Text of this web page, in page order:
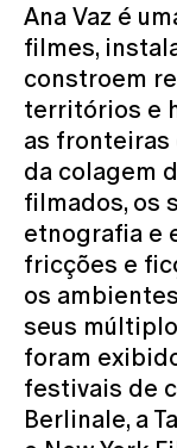
Ana Vaz é
filmes,
constroem
territórios e
as fronteiras
da colagem
filmados, os
etnografia e
fricções e
os
seus
foram
festivais de
Berlinale, a